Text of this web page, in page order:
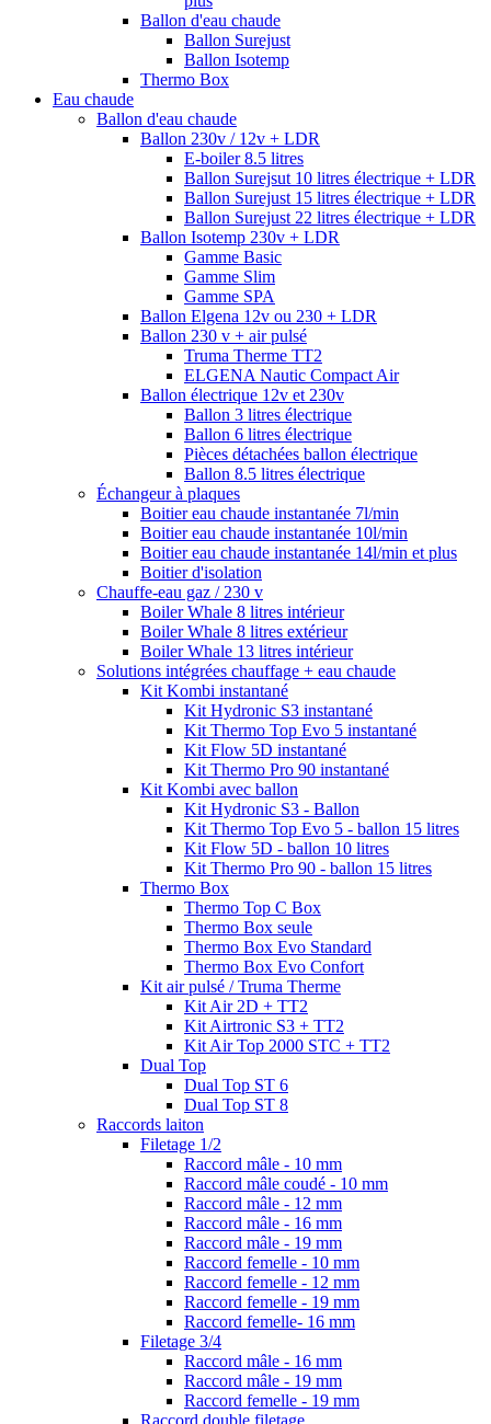
Ballon d'eau chaude
Ballon Surejust
Ballon Isotemp
Thermo Box
Eau chaude
Ballon d'eau chaude
Ballon 230v / 12v + LDR
E-boiler 8.5 litres
Ballon Surejsut 10 litres électrique + LDR
Ballon Surejust 15 litres électrique + LDR
Ballon Surejust 22 litres électrique + LDR
Ballon Isotemp 230v + LDR
Gamme Basic
Gamme Slim
Gamme SPA
Ballon Elgena 12v ou 230 + LDR
Ballon 230 v + air pulsé
Truma Therme TT2
ELGENA Nautic Compact Air
Ballon électrique 12v et 230v
Ballon 3 litres électrique
Ballon 6 litres électrique
Pièces détachées ballon électrique
Ballon 8.5 litres électrique
Échangeur à plaques
Boitier eau chaude instantanée 7l/min
Boitier eau chaude instantanée 10l/min
Boitier eau chaude instantanée 14l/min et plus
Boitier d'isolation
Chauffe-eau gaz / 230 v
Boiler Whale 8 litres intérieur
Boiler Whale 8 litres extérieur
Boiler Whale 13 litres intérieur
Solutions intégrées chauffage + eau chaude
Kit Kombi instantané
Kit Hydronic S3 instantané
Kit Thermo Top Evo 5 instantané
Kit Flow 5D instantané
Kit Thermo Pro 90 instantané
Kit Kombi avec ballon
Kit Hydronic S3 - Ballon
Kit Thermo Top Evo 5 - ballon 15 litres
Kit Flow 5D - ballon 10 litres
Kit Thermo Pro 90 - ballon 15 litres
Thermo Box
Thermo Top C Box
Thermo Box seule
Thermo Box Evo Standard
Thermo Box Evo Confort
Kit air pulsé / Truma Therme
Kit Air 2D + TT2
Kit Airtronic S3 + TT2
Kit Air Top 2000 STC + TT2
Dual Top
Dual Top ST 6
Dual Top ST 8
Raccords laiton
Filetage 1/2
Raccord mâle - 10 mm
Raccord mâle coudé - 10 mm
Raccord mâle - 12 mm
Raccord mâle - 16 mm
Raccord mâle - 19 mm
Raccord femelle - 10 mm
Raccord femelle - 12 mm
Raccord femelle - 19 mm
Raccord femelle- 16 mm
Filetage 3/4
Raccord mâle - 16 mm
Raccord mâle - 19 mm
Raccord femelle - 19 mm
Raccord double filetage